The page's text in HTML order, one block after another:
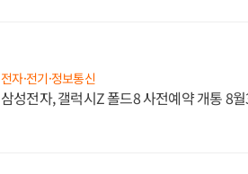
전자·전기·정보통신
삼성전자, 갤럭시Z 폴드8 사전예약 개통 8